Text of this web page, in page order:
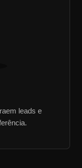
leads e